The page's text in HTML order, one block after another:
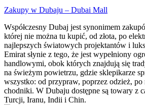
Zakupy w Dubaju – Dubai Mall
Współczesny Dubaj jest synonimem
której nie można tu kupić, od złota, po
najlepszych światowych projektantów i
Emirat słynie z tego, że jest wypełniony
handlowymi, obok których znajdują się
na świeżym powietrzu, gdzie sklepikarze
wszystko: od przypraw, poprzez odzież,
chodniki. W Dubaju dostępne są towary z
Turcji, Iranu, Indii i Chin.